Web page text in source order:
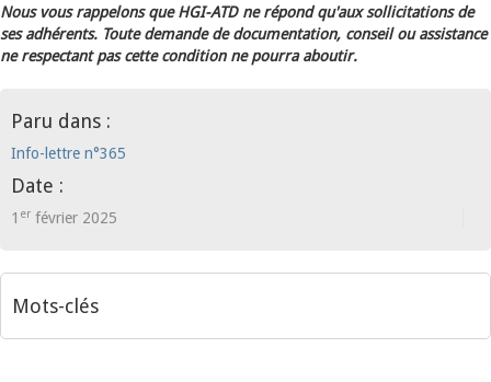
Nous vous rappelons que HGI-ATD ne répond qu'aux sollicitations de
ses adhérents. Toute demande de documentation, conseil ou assistance
ne respectant pas cette condition ne pourra aboutir.
Paru dans :
Info-lettre n°365
Date :
1 er février 2025
Mots-clés